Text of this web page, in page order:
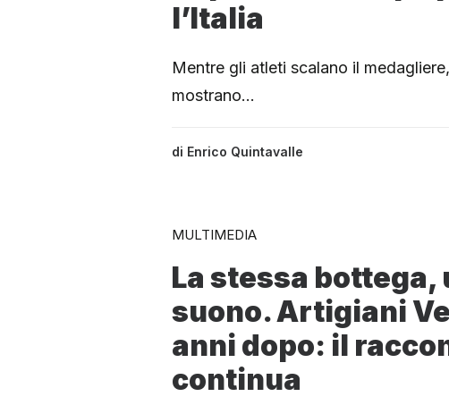
l’Italia
Mentre gli atleti scalano il
mostrano…
di Enrico Quintavalle
MULTIMEDIA
La stessa bottega,
suono. Artigiani
anni dopo: il
continua